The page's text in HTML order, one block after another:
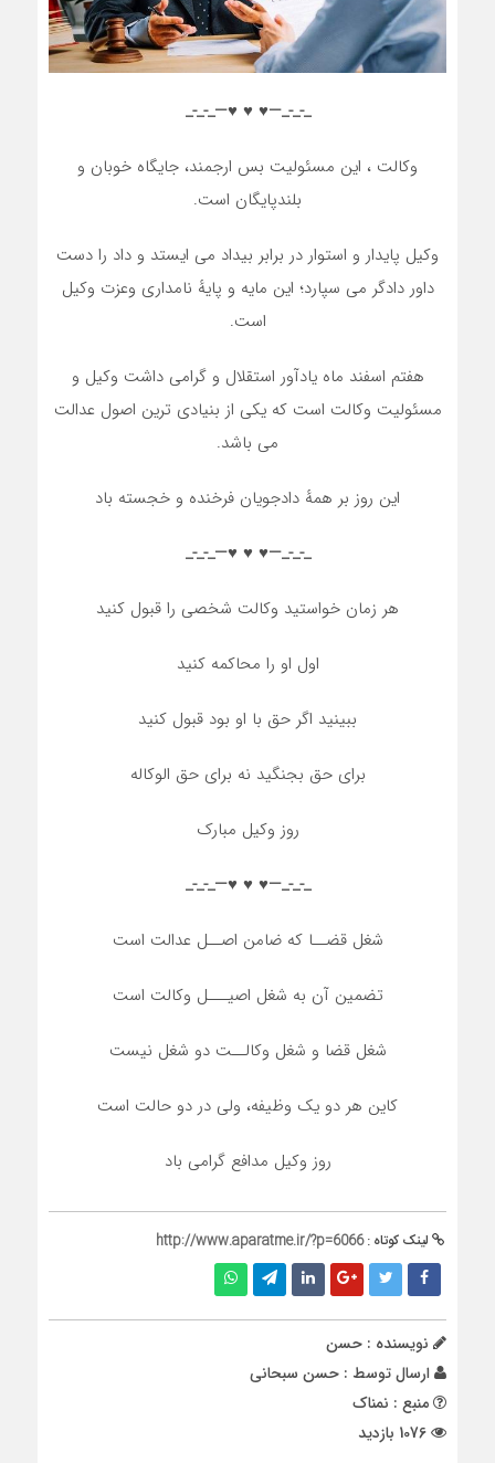
_-_-_—♥️ ♥️ ♥️—_-_-_
وکالت ، این مسئولیت بس ارجمند، جایگاه خوبان و
بلندپایگان است.
وکیل پایدار و استوار در برابر بیداد می ایستد و داد را دست
داور دادگر می سپارد؛ این مایه و پایهٔ نامداری وعزت وکیل
است.
هفتم اسفند ماه یادآور استقلال و گرامی داشت وکیل و
مسئولیت وکالت است که یکی از بنیادی ترین اصول عدالت
می باشد.
این روز بر همهٔ دادجویان فرخنده و خجسته باد
_-_-_—♥️ ♥️ ♥️—_-_-_
هر زمان خواستید وکالت شخصی را قبول کنید
اول او را محاکمه کنید
ببینید اگر حق با او بود قبول کنید
برای حق بجنگید نه برای حق الوکاله
روز وکیل مبارک
_-_-_—♥️ ♥️ ♥️—_-_-_
شغل قضــا که ضامن اصــل عدالت است
تضمین آن به شغل اصیـــل وکالت است
شغل قضا و شغل وکالــت دو شغل نیست
کاین هر دو یک وظیفه، ولی در دو حالت است
روز وکیل مدافع گرامی باد
لینک کوتاه :http://www.aparatme.ir/?p=6066
نویسنده : حسن
ارسال توسط : حسن سبحانی
منبع : نمناک